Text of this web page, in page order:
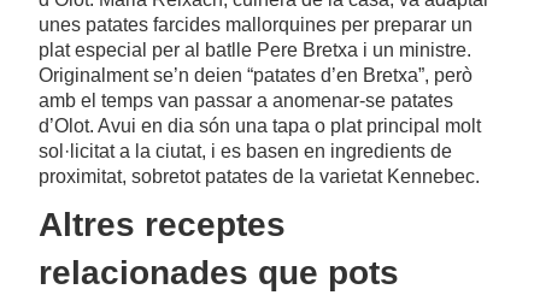
unes patates farcides mallorquines per preparar un
plat especial per al batlle Pere Bretxa i un ministre.
Originalment se’n deien “patates d’en Bretxa”, però
amb el temps van passar a anomenar-se patates
d’Olot. Avui en dia són una tapa o plat principal molt
sol·licitat a la ciutat, i es basen en ingredients de
proximitat, sobretot patates de la varietat Kennebec.
Altres receptes
relacionades que pots